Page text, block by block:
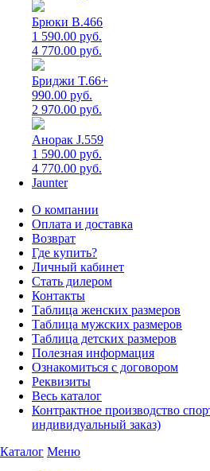
Брюки B.466
1 590.00 руб.
4 770.00 руб.
Бриджи T.66+
990.00 руб.
2 970.00 руб.
Анорак J.559
1 590.00 руб.
4 770.00 руб.
Jaunter
О компании
Оплата и доставка
Возврат
Где купить?
Личный кабинет
Стать дилером
Контакты
Таблица женских размеров
Таблица мужских размеров
Таблица детских размеров
Полезная информация
Ознакомиться с договором
Реквизиты
Весь каталог
Контрактное производство
индивидуальный заказ)
Каталог Меню